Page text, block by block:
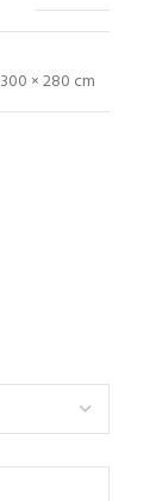
300 × 280 cm